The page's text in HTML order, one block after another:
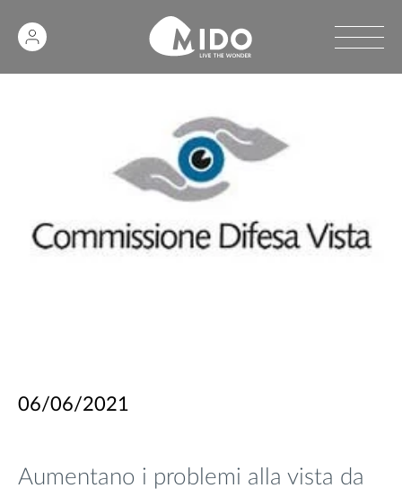
06/06/2021
Aumentano i problemi alla vista da